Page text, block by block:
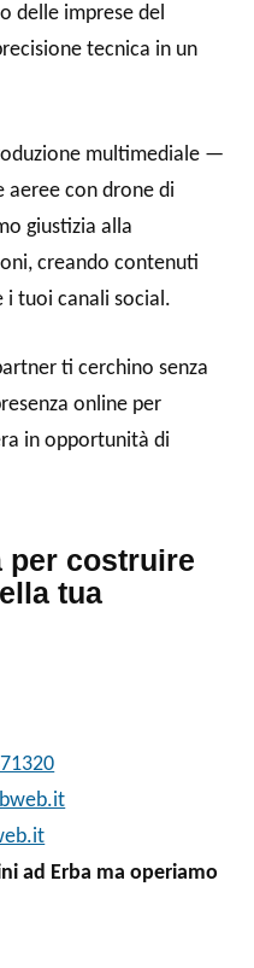
delle imprese del
tecnica in un
multimediale —
aeree con drone di
giustizia alla
creando contenuti
i tuoi canali social.
ti cerchino senza
online per
in opportunità di
per costruire
tua
ad Erba ma operiamo